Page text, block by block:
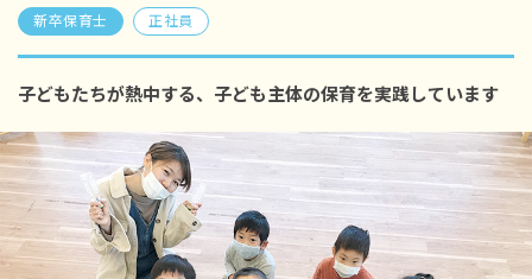
新卒保育士 正社員
子どもたちが熱中する、子ども主体の保育を実践しています